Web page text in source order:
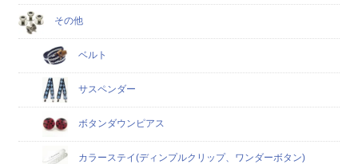
その他
ベルト
サスペンダー
ボタンダウンピアス
カラーステイ(ディンプルクリップ、ワンダーボタン)